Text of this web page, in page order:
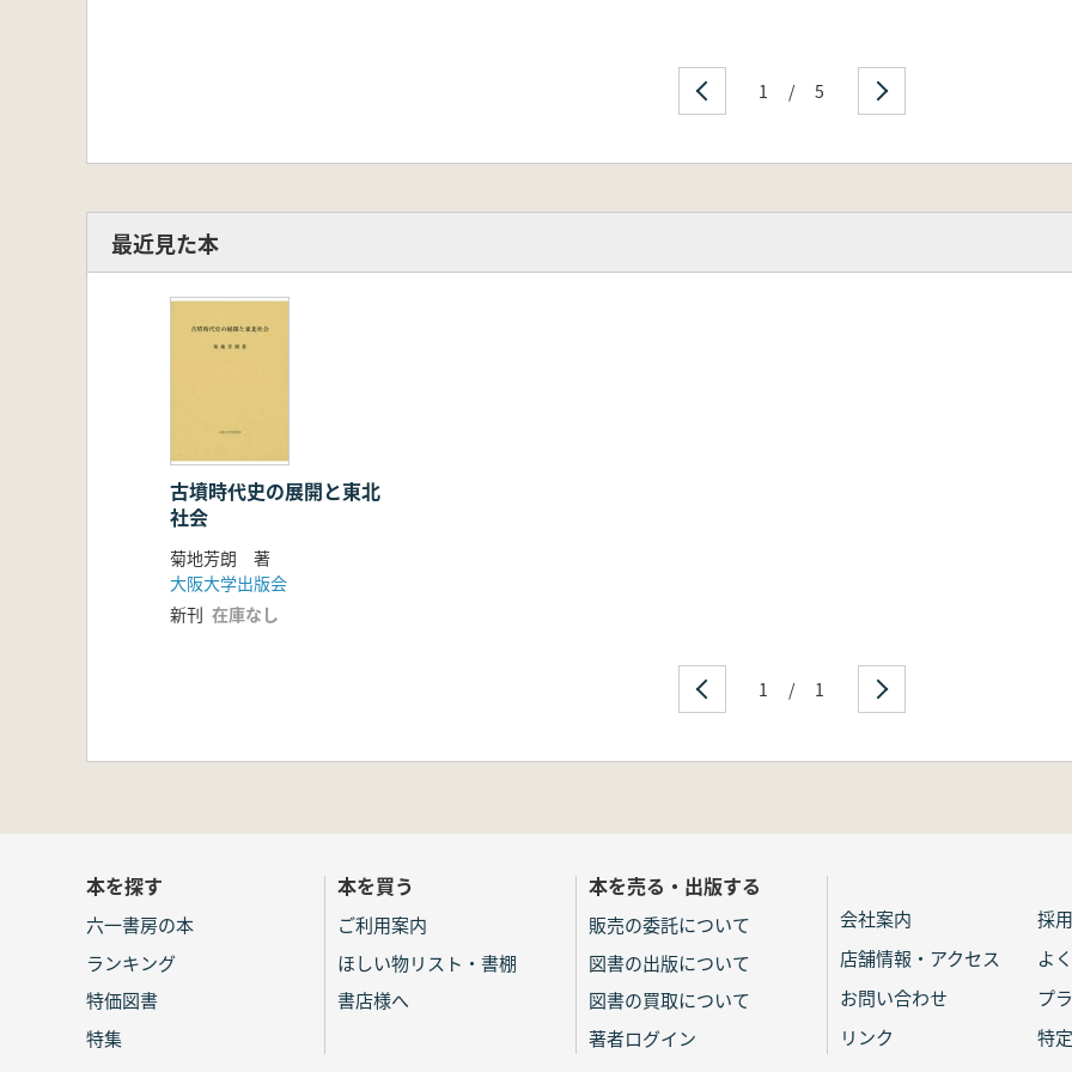
1 / 5
最近見た本
古墳時代史の展開と東北
社会
菊地芳朗 著
大阪大学出版会
新刊 在庫なし
1 / 1
本を探す
六一書房の本
ランキング
特価図書
特集
本を買う
ご利用案内
ほしい物リスト・書棚
書店様へ
本を売る・出版する
販売の委託について
図書の出版について
図書の買取について
著者ログイン
会社案内
採
店舗情報・アクセス
よ
お問い合わせ
プ
リンク
特